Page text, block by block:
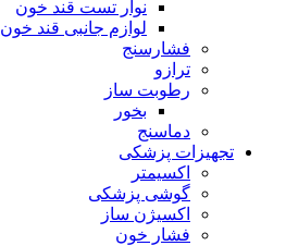
نوار تست قند خون
لوازم جانبی قند خون
فشارسنج
ترازو
رطوبت ساز
بخور
دماسنج
تجهیزات پزشکی
اکسیمتر
گوشی پزشکی
اکسیژن ساز
فشار خون